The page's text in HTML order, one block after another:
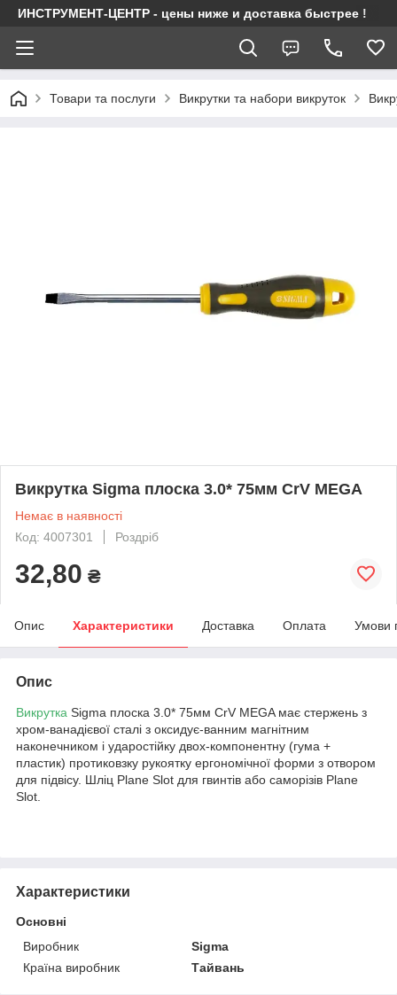
ИНСТРУМЕНТ-ЦЕНТР - цены ниже и доставка быстрее !
Товари та послуги Викрутки та набори викруток
Викрутка Sigma плоска 3.0* 75мм CrV MEGA
Немає в наявності
Код: 4007301
Роздріб
32,80 ₴
Опис Характеристики Доставка Оплата Умови
Опис
Викрутка Sigma плоска 3.0* 75мм CrV MEGA має стержень з
хром-ванадієвої сталі з оксидує-ванним магнітним
наконечником і ударостійку двох-компонентну (гума +
пластик) протиковзку рукоятку ергономічної форми з отвором
для підвісу. Шліц Plane Slot для гвинтів або саморізів Plane
Slot.
Характеристики
Основні
Виробник
Sigma
Країна виробник
Тайвань